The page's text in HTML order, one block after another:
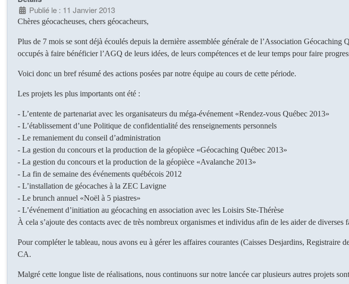
Publié le : 11 Janvier 2013
Chères géocacheuses, chers géocacheurs,
Plus de 7 mois se sont déjà écoulés depuis la dernière assemblée générale de l’Association
occupés à faire bénéficier l’AGQ de leurs idées, de leurs compétences et de leur temps pour faire
Voici donc un bref résumé des actions posées par notre équipe au cours de cette période.
Les projets les plus importants ont été :
- L’entente de partenariat avec les organisateurs du méga-événement «Rendez-vous Québec 2013»
- L’établissement d’une Politique de confidentialité des renseignements personnels
- Le remaniement du conseil d’administration
- La gestion du concours et la production de la géopièce «Géocaching Québec 2013»
- La gestion du concours et la production de la géopièce «Avalanche 2013»
- La fin de semaine des événements québécois 2012
- L’installation de géocaches à la ZEC Lavigne
- Le brunch annuel «Noël à 5 piastres»
- L’événement d’initiation au géocaching en association avec les Loisirs Ste-Thérèse
À cela s’ajoute des contacts avec de très nombreux organismes et individus afin de les aider de diverses
Pour compléter le tableau, nous avons eu à gérer les affaires courantes (Caisses Desjardins,
CA.
Malgré cette longue liste de réalisations, nous continuons sur notre lancée car plusieurs autres projets